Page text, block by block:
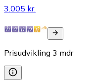
3.005 kr.
Prisudvikling 3 mdr